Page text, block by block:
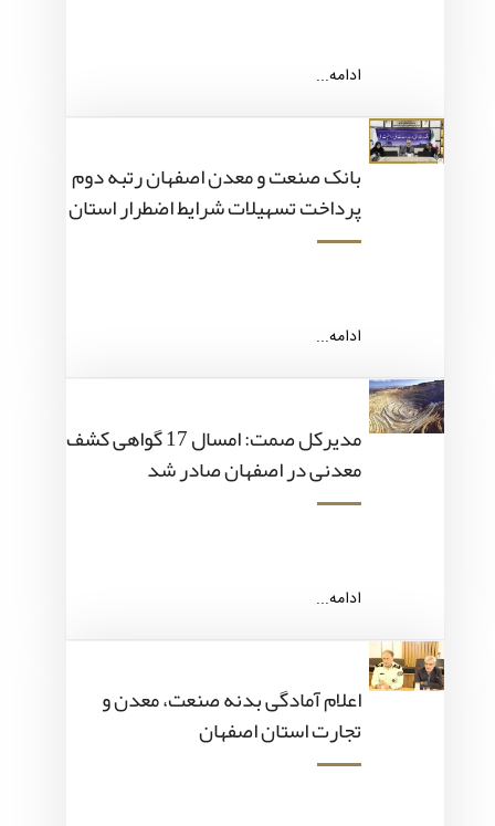
ادامه...
بانک صنعت و معدن اصفهان رتبه دوم
پرداخت تسهیلات شرایط اضطرار استان
ادامه...
مدیرکل صمت: امسال 17 گواهی کشف
معدنی در اصفهان صادر شد
ادامه...
اعلام آمادگی بدنه صنعت، معدن و
تجارت استان اصفهان